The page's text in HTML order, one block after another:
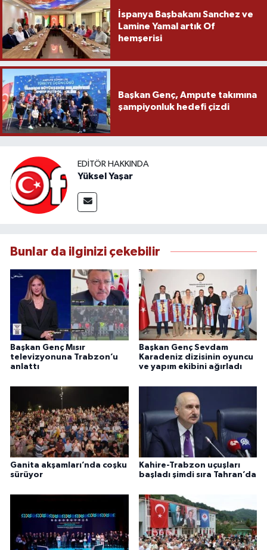
İspanya Başbakanı Sanchez ve
Lamine Yamal artık Of
hemşerisi
Başkan Genç, Ampute takımına
şampiyonluk hedefi çizdi
EDITÖR HAKKINDA
Yüksel Yaşar
Bunlar da ilginizi çekebilir
Başkan Genç Mısır
televizyonuna Trabzon’u
anlattı
Başkan Genç Sevdam
Karadeniz dizisinin oyuncu
ve yapım ekibini ağırladı
Ganita akşamları’nda coşku
sürüyor
Kahire-Trabzon uçuşları
başladı şimdi sıra Tahran’da